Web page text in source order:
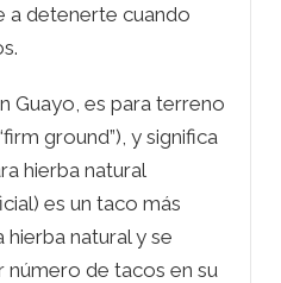
a detenerte cuando
Guayo, es para terreno
ground”), y significa
hierba natural
es un taco más
natural y se
de tacos en su